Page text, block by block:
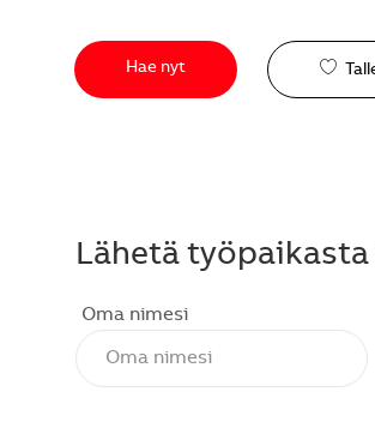
Hae nyt
Lähetä
Oma nimesi